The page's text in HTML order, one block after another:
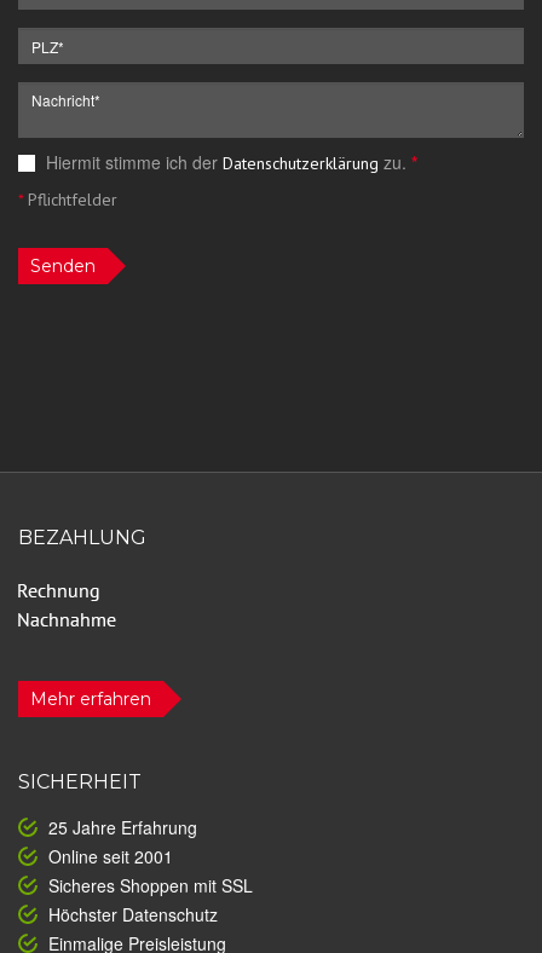
Hiermit stimme ich der Datenschutzerklärung zu. *
*Pflichtfelder
Senden
BEZAHLUNG
Mehr erfahren
SICHERHEIT
25 Jahre Erfahrung
Online seit 2001
Sicheres Shoppen mit SSL
Höchster Datenschutz
Einmalige Preisleistung